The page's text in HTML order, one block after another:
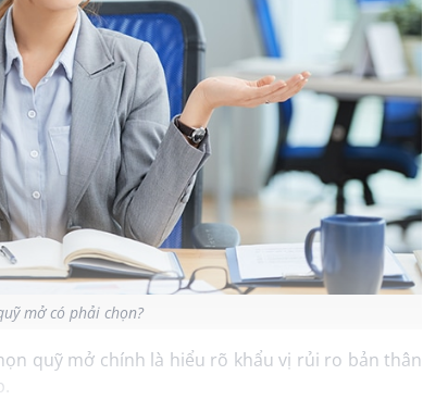
mở có phải chọn?
quỹ mở chính là hiểu rõ khẩu vị rủi ro bản thân